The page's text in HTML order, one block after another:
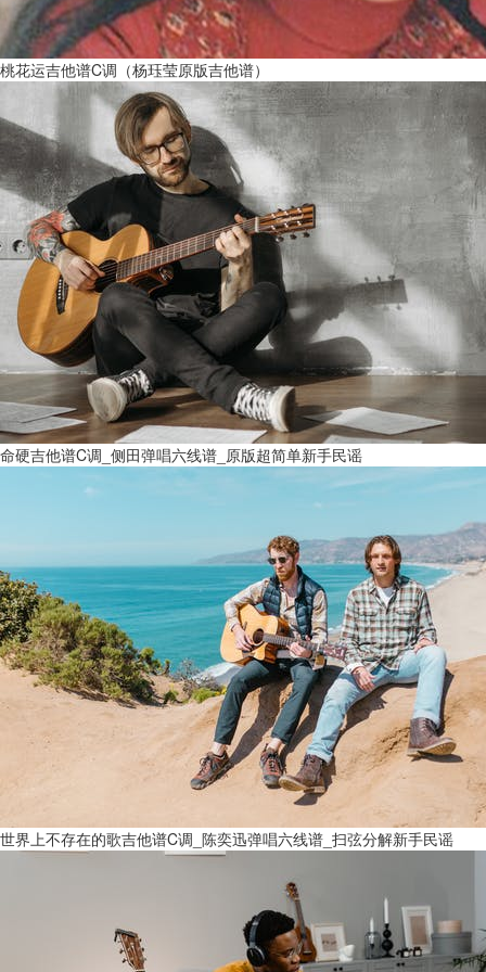
桃花运吉他谱C调（杨珏莹原版吉他谱）
命硬吉他谱C调_侧田弹唱六线谱_原版超简单新手民谣
世界上不存在的歌吉他谱C调_陈奕迅弹唱六线谱_扫弦分解新手民谣